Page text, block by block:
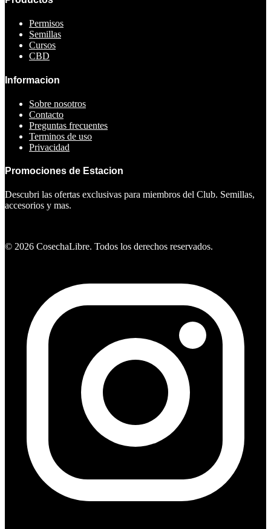
Permisos
Semillas
Cursos
CBD
Informacion
Sobre nosotros
Contacto
Preguntas frecuentes
Terminos de uso
Privacidad
Promociones de Estacion
Descubri las ofertas exclusivas para miembros del Club. Semillas,
accesorios y mas.
© 2026 CosechaLibre. Todos los derechos reservados.